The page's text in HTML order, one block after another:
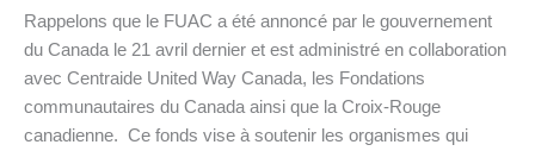
Rappelons que le FUAC a été annoncé par le gouvernement
du Canada le 21 avril dernier et est administré en collaboration
avec Centraide United Way Canada, les Fondations
communautaires du Canada ainsi que la Croix-Rouge
canadienne. Ce fonds vise à soutenir les organismes qui